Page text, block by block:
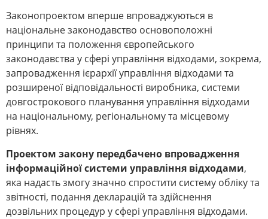
Законопроектом вперше впроваджуються в
національне законодавство основоположні
принципи та положення європейського
законодавства у сфері управління відходами, зокрема,
запровадження ієрархії управління відходами та
розширеної відповідальності виробника, системи
довгострокового планування управління відходами
на національному, регіональному та місцевому
рівнях.
Проектом закону передбачено впровадження
інформаційної системи управління відходами,
яка надасть змогу значно спростити систему обліку та
звітності, подання декларацій та здійснення
дозвільних процедур у сфері управління відходами.